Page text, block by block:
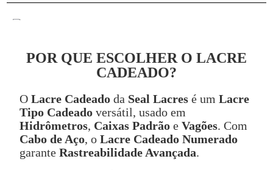
POR QUE ESCOLHER O LACRE
CADEADO?
O Lacre Cadeado da Seal Lacres é um Lacre
Tipo Cadeado versátil, usado em
Hidrômetros, Caixas Padrão e Vagões. Com
Cabo de Aço, o Lacre Cadeado Numerado
garante Rastreabilidade Avançada.